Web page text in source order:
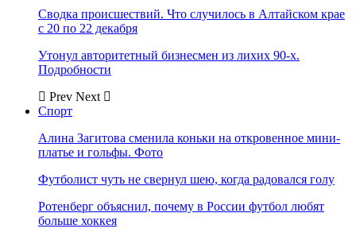
Сводка происшествий. Что случилось в Алтайском крае
с 20 по 22 декабря
Утонул авторитетный бизнесмен из лихих 90-х.
Подробности
Prev Next
Спорт
Алина Загитова сменила коньки на откровенное мини-
платье и гольфы. Фото
Футболист чуть не свернул шею, когда радовался голу
Ротенберг объяснил, почему в России футбол любят
больше хоккея